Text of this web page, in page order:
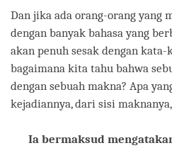
Dan jika ada orang-orang yang
dengan banyak bahasa yang
akan penuh sesak dengan
bagaimana kita tahu bahwa
dengan sebuah makna? Apa
kejadiannya, dari sisi
Ia bermaksud